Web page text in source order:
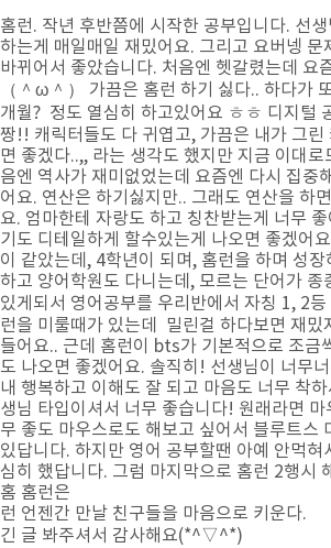
홈런. 작년 후반쯤에 시작한 공부입니다. 선
하는게 매일매일 재밌어요. 그리고 요버넹
바뀌어서 좋았습니다. 처음엔 헷갈렸는데 요
（＾ω＾） 가끔은 홈런 하기 싫다.. 하다가
개월? 정도 열심히 하고있어요 ㅎㅎ 디지털
짱!! 캐릭터들도 다 귀엽고, 가끔은 내가 그린
면 좋겠다..,, 라는 생각도 했지만 지금 이대
음엔 역사가 재미없었는데 요즘엔 다시 집중
어요. 연산은 하기싫지만.. 그래도 연산을 하
요. 엄마한테 자랑도 하고 칭찬받는게 너무
기도 디테일하게 할수있는게 나오면 좋겠어
이 같았는데, 4학년이 되며, 홈런을 하며 성
하고 양어학원도 다니는데, 모르는 단어가
있게되서 영어공부를 우리반에서 자칭 1, 2
런을 미룰때가 있는데 밀린걸 하다보면 재밌
들어요.. 근데 홈런이 bts가 기본적으로 조금
도 나오면 좋겠어요. 솔직히! 선생님이 너무
내 행복하고 이해도 잘 되고 마음도 너무 착
생님 타입이셔서 너무 좋습니다! 원래라면
무 좋도 마우스로도 해보고 싶어서 블루트스
있답니다. 하지만 영어 공부할땐 아예 안먹
심히 했답니다. 그럼 마지막으로 홈런 2행시
홈 홈런은
런 언젠간 만날 친구들을 마음으로 키운다.
긴 글 봐주셔서 감사해요(*^▽^*)